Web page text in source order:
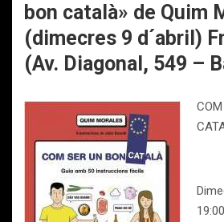
bon català» de Quim
(dimecres 9 d´abril)
(Av. Diagonal, 549 –
19:00